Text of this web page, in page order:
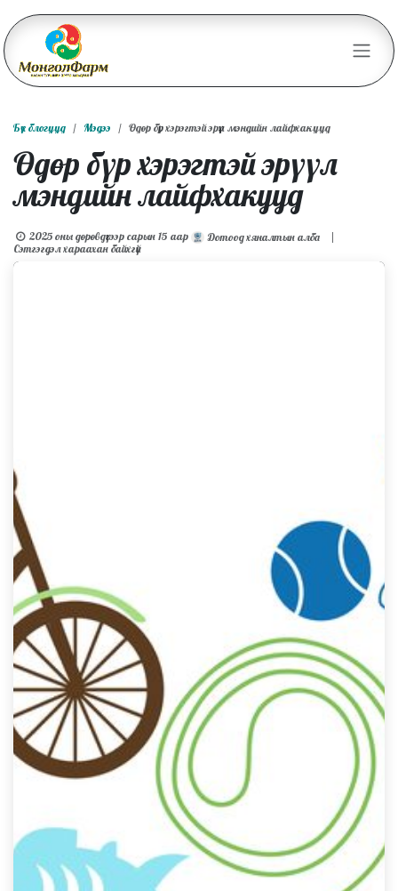
Бүх блогууд Мэдээ Өдөр бүр хэрэгтэй эрүүл мэндийн лайфхакууд
Өдөр бүр хэрэгтэй эрүүл
мэндийн лайфхакууд
2025 оны дөрөвдүгээр сарын 15 аар Дотоод хяналтын алба
|
Сэтгэгдэл хараахан байхгүй